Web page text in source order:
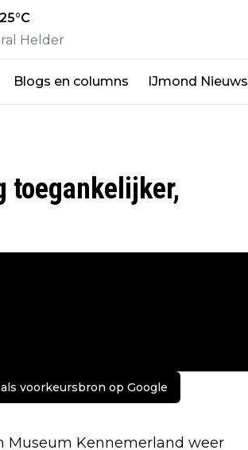
25°C
Helder
Blogs en columns IJmond Nieuws
toegankelijker,
voorkeursbron op Google
Museum Kennemerland weer